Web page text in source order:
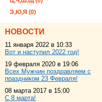
Э,Ю,Я (0)
НОВОСТИ
11 января 2022 в 10:33
Вот и наступил 2022 год!
19 февраля 2020 в 19:06
Всех Мужчин поздравляем с
праздником 23 Февраля!
08 марта 2017 в 15:00
С 8 марта!